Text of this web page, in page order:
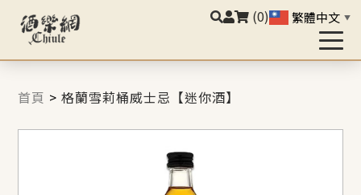
(0) 繁體中文 ▼
首頁 >格蘭雪莉桶威士忌【迷你酒】